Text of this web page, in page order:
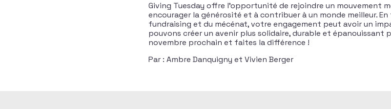
Giving Tuesday offre l’opportunité de rejoindre un mouvement
encourager la générosité et à contribuer à un monde meilleur.
fundraising et du mécénat, votre engagement peut avoir un
pouvons créer un avenir plus solidaire, durable et épanouissant
novembre prochain et faites la différence !
Par : Ambre Danquigny et Vivien Berger